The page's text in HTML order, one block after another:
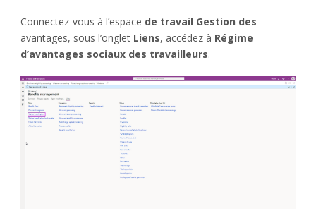
Connectez-vous à l’espace de travail Gestion des
avantages, sous l’onglet Liens, accédez à Régime
d’avantages sociaux des travailleurs.